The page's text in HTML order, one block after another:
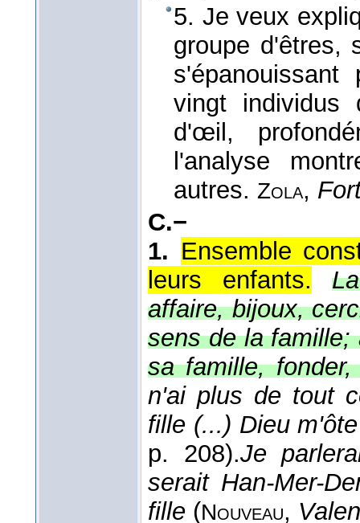
5. Je veux
groupe d'êtres,
vingt individus
d'œil,
l'analyse
autres. Zola,
C.−
1. Ensemble
leurs enfants.
affaire, bijoux,
sens de la famille;
sa famille,
n'ai plus de tout
fille (...) Dieu
p. 208).Je
serait Han-Mer-
fille (Nouveau,